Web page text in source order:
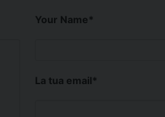
Your Name*
La tua email*